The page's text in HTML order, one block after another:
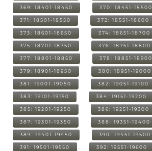
369: 18401-18450 370: 18451-18500
371: 18501-18550 372: 18551-18600
373: 18601-18650 374: 18651-18700
375: 18701-18750 376: 18751-18800
377: 18801-18850 378: 18851-18900
379: 18901-18950 380: 18951-19000
381: 19001-19050 382: 19051-19100
383: 19101-19150 384: 19151-19200
385: 19201-19250 386: 19251-19300
387: 19301-19350 388: 19351-19400
389: 19401-19450 390: 19451-19500
391: 19501-19550 392: 19551-19600